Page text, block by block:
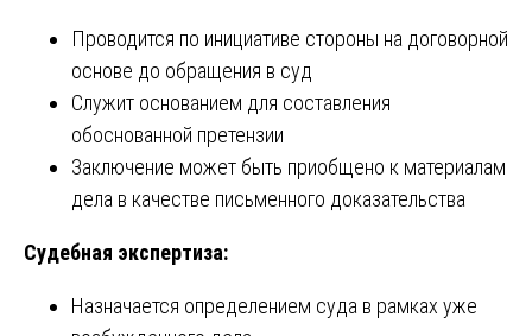
Проводится по инициативе стороны на договорной
основе до обращения в суд
Служит основанием для составления
обоснованной претензии
Заключение может быть приобщено к материалам
дела в качестве письменного доказательства
Судебная экспертиза:
Назначается определением суда в рамках уже